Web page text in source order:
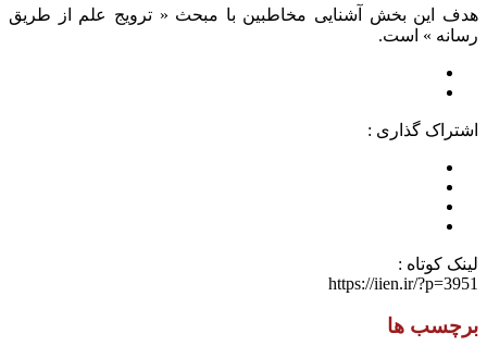
هدف این بخش آشنایی مخاطبین با مبحث « ترویج علم از طریق
رسانه » است.
اشتراک گذاری :
لینک کوتاه :
https://iien.ir/?p=3951
برچسب ها